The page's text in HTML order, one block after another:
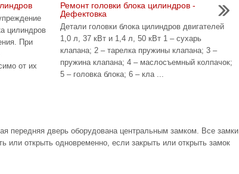
цилиндров
При
от их
Ремонт головки блока цилиндров -
Дефектовка
Детали головки блока цилиндров двигателей
1,0 л, 37 кВт и 1,4 л, 50 кВт 1 – сухарь
клапана; 2 – тарелка пружины клапана; 3 –
пружина клапана; 4 – маслосъемный колпачок;
5 – головка блока; 6 – кла ...
передняя дверь оборудована центральным замком. Все замки
или открыть одновременно, если закрыть или открыть замок